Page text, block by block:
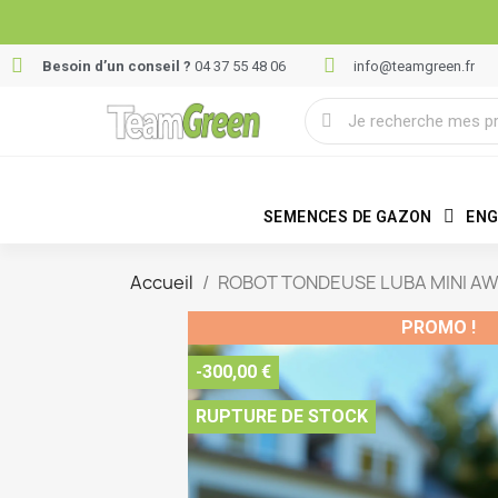
Besoin d’un conseil ? 04 37 55 48 06 info@teamgreen.fr
SEMENCES DE GAZON
Accueil ROBOT TONDEUSE LUBA MINI
PROMO !
-300,00 €
RUPTURE DE STOCK